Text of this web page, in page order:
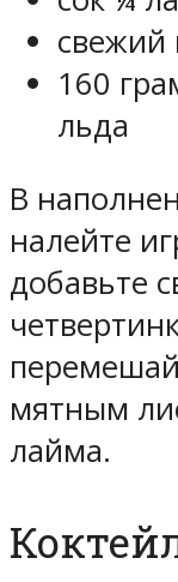
свежий
160
льда
В
налейте
добавьте
мятным
лайма.